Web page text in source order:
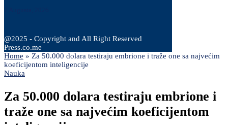
@2025 - Copyright and All Right Reserved
Press.co.me
Home » Za 50.000 dolara testiraju embrione i traže one sa najvećim
koeficijentom inteligencije
Nauka
Za 50.000 dolara testiraju embrione i
traže one sa najvećim koeficijentom